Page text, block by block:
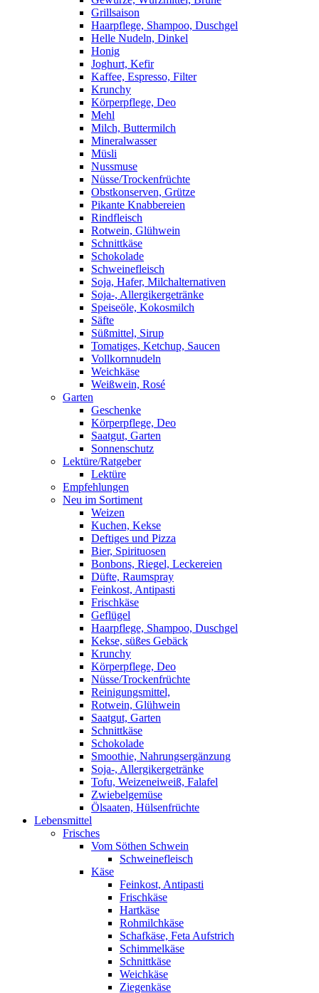
Grillsaison
Haarpflege, Shampoo, Duschgel
Helle Nudeln, Dinkel
Honig
Joghurt, Kefir
Kaffee, Espresso, Filter
Krunchy
Körperpflege, Deo
Mehl
Milch, Buttermilch
Mineralwasser
Müsli
Nussmuse
Nüsse/Trockenfrüchte
Obstkonserven, Grütze
Pikante Knabbereien
Rindfleisch
Rotwein, Glühwein
Schnittkäse
Schokolade
Schweinefleisch
Soja, Hafer, Milchalternativen
Soja-, Allergikergetränke
Speiseöle, Kokosmilch
Säfte
Süßmittel, Sirup
Tomatiges, Ketchup, Saucen
Vollkornnudeln
Weichkäse
Weißwein, Rosé
Garten
Geschenke
Körperpflege, Deo
Saatgut, Garten
Sonnenschutz
Lektüre/Ratgeber
Lektüre
Empfehlungen
Neu im Sortiment
Weizen
Kuchen, Kekse
Deftiges und Pizza
Bier, Spirituosen
Bonbons, Riegel, Leckereien
Düfte, Raumspray
Feinkost, Antipasti
Frischkäse
Geflügel
Haarpflege, Shampoo, Duschgel
Kekse, süßes Gebäck
Krunchy
Körperpflege, Deo
Nüsse/Trockenfrüchte
Reinigungsmittel,
Rotwein, Glühwein
Saatgut, Garten
Schnittkäse
Schokolade
Smoothie, Nahrungsergänzung
Soja-, Allergikergetränke
Tofu, Weizeneiweiß, Falafel
Zwiebelgemüse
Ölsaaten, Hülsenfrüchte
Lebensmittel
Frisches
Vom Söthen Schwein
Schweinefleisch
Käse
Feinkost, Antipasti
Frischkäse
Hartkäse
Rohmilchkäse
Schafkäse, Feta Aufstrich
Schimmelkäse
Schnittkäse
Weichkäse
Ziegenkäse